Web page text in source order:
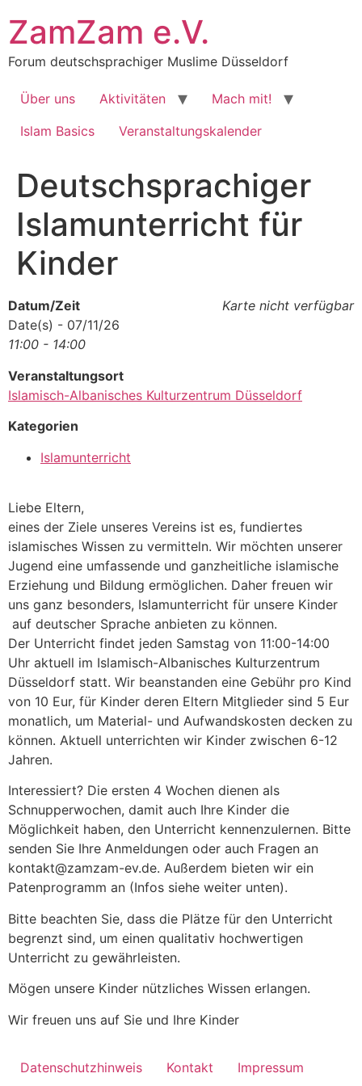
Inhalt
springen
ZamZam e.V.
Forum deutschsprachiger Muslime Düsseldorf
Über uns Aktivitäten
Mach mit!
Islam Basics
Veranstaltungskalender
Deutschsprachiger
Islamunterricht für
Kinder
Karte nicht verfügbar
Datum/Zeit
Date(s) - 07/11/26
11:00 - 14:00
Veranstaltungsort
Islamisch-Albanisches Kulturzentrum Düsseldorf
Kategorien
Islamunterricht
Liebe Eltern,
eines der Ziele unseres Vereins ist es, fundiertes
islamisches Wissen zu vermitteln. Wir möchten unserer
Jugend eine umfassende und ganzheitliche islamische
Erziehung und Bildung ermöglichen. Daher freuen wir
uns ganz besonders, Islamunterricht für unsere Kinder
auf deutscher Sprache anbieten zu können.
Der Unterricht findet jeden Samstag von 11:00-14:00
Uhr aktuell im Islamisch-Albanisches Kulturzentrum
Düsseldorf statt. Wir beanstanden eine Gebühr pro Kind
von 10 Eur, für Kinder deren Eltern Mitglieder sind 5 Eur
monatlich, um Material- und Aufwandskosten decken zu
können. Aktuell unterrichten wir Kinder zwischen 6-12
Jahren.
Interessiert? Die ersten 4 Wochen dienen als
Schnupperwochen, damit auch Ihre Kinder die
Möglichkeit haben, den Unterricht kennenzulernen. Bitte
senden Sie Ihre Anmeldungen oder auch Fragen an
kontakt@zamzam-ev.de. Außerdem bieten wir ein
Patenprogramm an (Infos siehe weiter unten).
Bitte beachten Sie, dass die Plätze für den Unterricht
begrenzt sind, um einen qualitativ hochwertigen
Unterricht zu gewährleisten.
Mögen unsere Kinder nützliches Wissen erlangen.
Wir freuen uns auf Sie und Ihre Kinder
Datenschutzhinweis Kontakt Impressum